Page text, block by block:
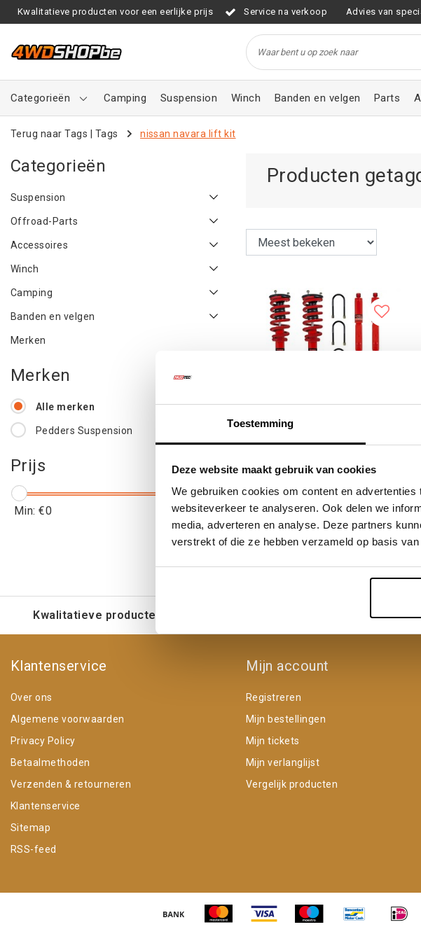
Toestemming
Deze website maakt gebruik van cookies
We gebruiken cookies om content en
websiteverkeer te analyseren. Ook delen we
media, adverteren en analyse. Deze partners
verstrekt of die ze hebben verzameld op basis
Kwalitatieve producten voor een eerlijke prijs Service na verkoop Advies van
Categorieën Camping Suspension Winch Banden en velgen Parts
Terug naar Tags Tags nissan navara lift kit
Categorieën
Suspension
Offroad-Parts
Accessoires
Winch
Camping
Banden en velgen
Merken
Merken
Alle merken
Pedders Suspension
Prijs
Min: €0 Max: €1500
Producten
Navara D40
€1.197,52 Excl. btw
€1.449,00 Incl. btw
Kwalitatieve producten voor een eerlijke prijs Service na
Klantenservice
Over ons
Algemene voorwaarden
Privacy Policy
Betaalmethoden
Verzenden & retourneren
Klantenservice
Sitemap
RSS-feed
Mijn account
Registreren
Mijn bestellingen
Mijn tickets
Mijn verlanglijst
Vergelijk producten